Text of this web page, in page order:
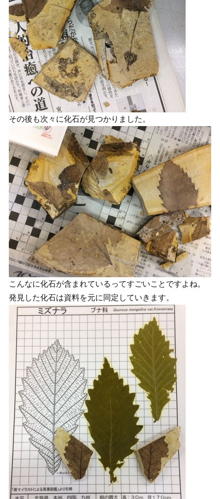
その後も次々に化石が見つかりました。
こんなに化石が含まれているってすごいことですよね。
発見した化石は資料を元に同定していきます。